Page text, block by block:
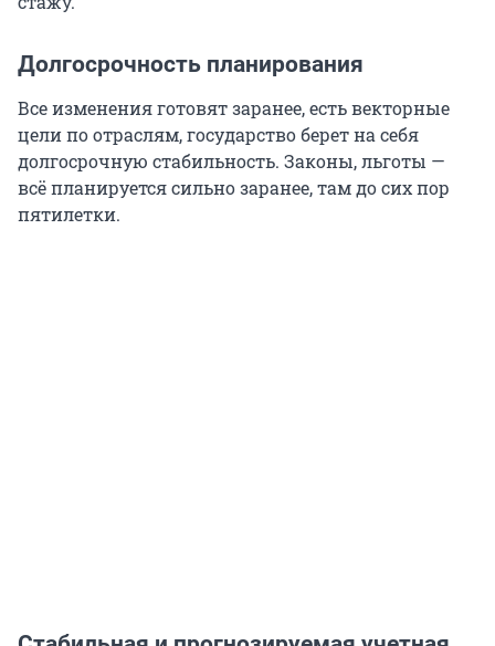
Долгосрочность планирования
Все изменения готовят заранее, есть векторные
цели по отраслям, государство берет на себя
долгосрочную стабильность. Законы, льготы —
всё планируется сильно заранее, там до сих пор
пятилетки.